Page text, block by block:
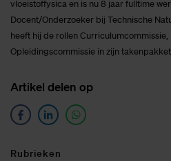
vloeistoffysica en is nu 8 jaar fulltime
Docent/Onderzoeker bij Technische
heeft hij de rollen
Opleidingscommissie in zijn
Ar­ti­kel de­len op
Ru­brie­ken